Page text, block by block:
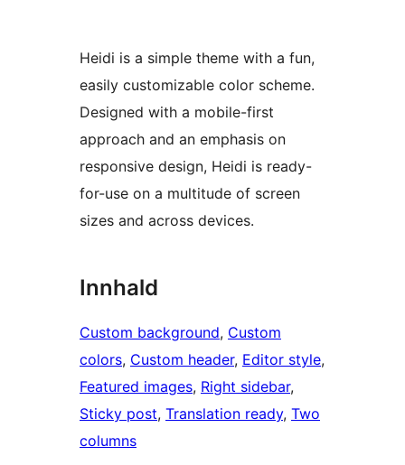
Heidi is a simple theme with a fun,
easily customizable color scheme.
Designed with a mobile-first
approach and an emphasis on
responsive design, Heidi is ready-
for-use on a multitude of screen
sizes and across devices.
Innhald
Custom background, Custom
colors, Custom header, Editor style
Featured images, Right sidebar
Sticky post, Translation ready, Two
columns